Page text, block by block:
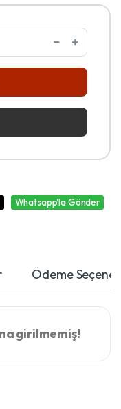
Whatsapp'la Gönder
Ödeme
girilmemiş!